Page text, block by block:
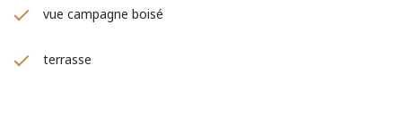
vue campagne boisé
terrasse